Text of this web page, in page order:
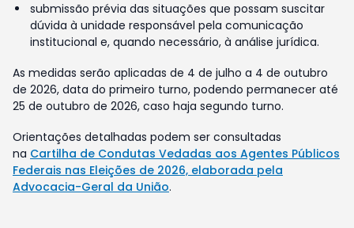
submissão prévia das situações que possam suscitar
dúvida à unidade responsável pela comunicação
institucional e, quando necessário, à análise jurídica.
As medidas serão aplicadas de 4 de julho a 4 de outubro
de 2026, data do primeiro turno, podendo permanecer até
25 de outubro de 2026, caso haja segundo turno.
Orientações detalhadas podem ser consultadas
na Cartilha de Condutas Vedadas aos Agentes Públicos
Federais nas Eleições de 2026, elaborada pela
Advocacia-Geral da União.